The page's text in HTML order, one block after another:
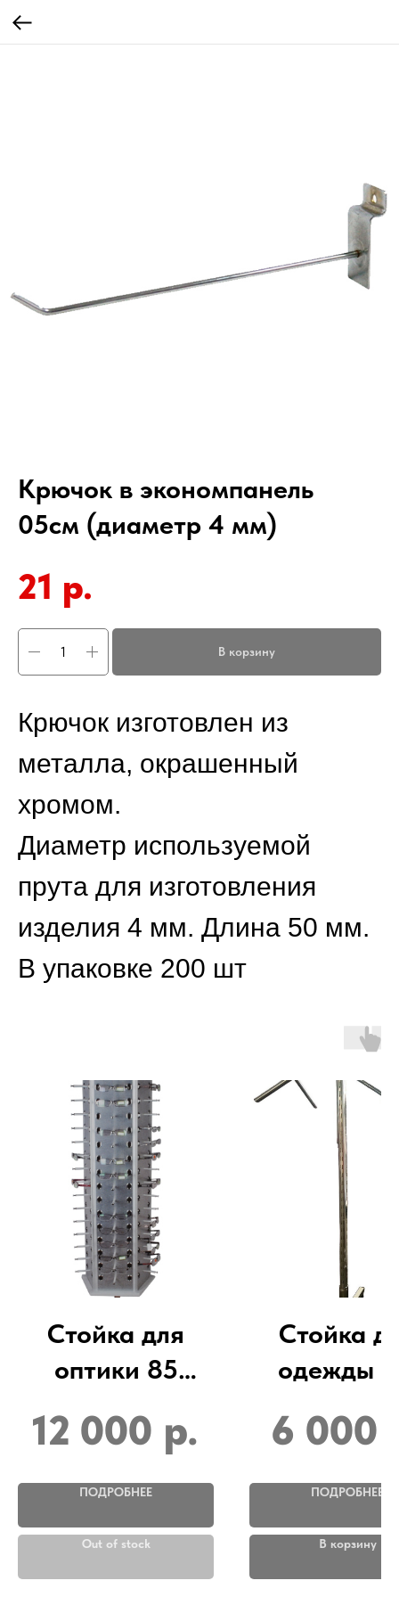
Крючок в экономпанель
05см (диаметр 4 мм)
21 р.
В корзину
Крючок изготовлен из
металла, окрашенный
хромом.
Диаметр используемой
прута для изготовления
изделия 4 мм. Длина 50 мм.
В упаковке 200 шт
Стойка для
оптики 85
12 000 р.
ПОДРОБНЕЕ
Out of stock
Стойка
одежды
6 000
ПОДРОБНЕЕ
В корзину